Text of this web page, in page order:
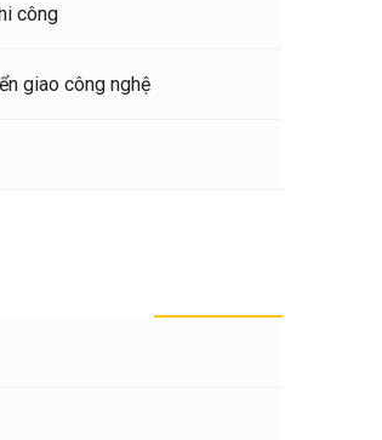
công
giao công nghệ